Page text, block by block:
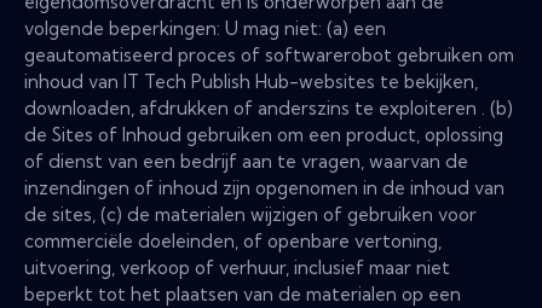
volgende beperkingen: U mag niet: (a) een
geautomatiseerd proces of softwarerobot gebruiken om
inhoud van IT Tech Publish Hub-websites te bekijken,
downloaden, afdrukken of anderszins te exploiteren . (b)
de Sites of Inhoud gebruiken om een product, oplossing
of dienst van een bedrijf aan te vragen, waarvan de
inzendingen of inhoud zijn opgenomen in de inhoud van
de sites, (c) de materialen wijzigen of gebruiken voor
commerciële doeleinden, of openbare vertoning,
uitvoering, verkoop of verhuur, inclusief maar niet
beperkt tot het plaatsen van de materialen op een